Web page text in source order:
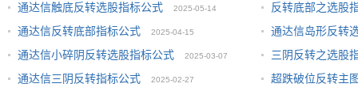
通达信触底反转选股指标公式
2025-05-14
反转底部之选股
通达信反转底部指标公式
2025-04-15
通达信岛形反转
通达信小碎阴反转选股指标公式
2025-03-07
三阴反转之选股
通达信三阴反转指标公式
2025-02-27 超跌破位反转主